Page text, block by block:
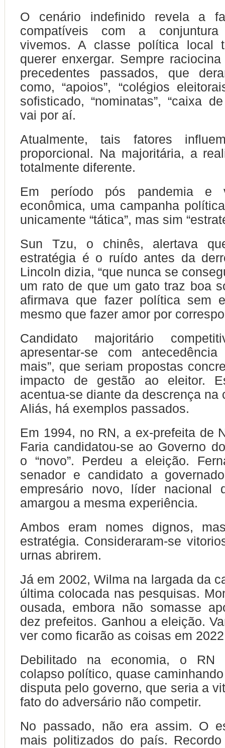
O cenário indefinido revela a
compatíveis com a
vivemos. A classe política local
querer enxergar. Sempre
precedentes passados, que
como, “apoios”, “colégios
sofisticado, “nominatas”, “caixa
vai por aí.
Atualmente, tais fatores
proporcional. Na majoritária, a
totalmente diferente.
Em período pós pandemia e
econômica, uma campanha
unicamente “tática”, mas sim
Sun Tzu, o chinês, alertava
estratégia é o ruído antes da
Lincoln dizia, “que nunca se
um rato de que um gato traz boa
afirmava que fazer política sem
mesmo que fazer amor por
Candidato majoritário
apresentar-se com
mais”, que seriam propostas
impacto de gestão ao eleitor.
acentua-se diante da descrença na
Aliás, há exemplos passados.
Em 1994, no RN, a ex-prefeita de
Faria candidatou-se ao Governo
o “novo”. Perdeu a eleição.
senador e candidato a
empresário novo, líder nacional
amargou a mesma experiência.
Ambos eram nomes dignos,
estratégia. Consideraram-se
urnas abrirem.
Já em 2002, Wilma na largada da
última colocada nas pesquisas.
ousada, embora não somasse
dez prefeitos. Ganhou a eleição.
ver como ficarão as coisas em
Debilitado na economia, o
colapso político, quase
disputa pelo governo, que seria a
fato do adversário não competir.
No passado, não era assim. O
mais politizados do país.